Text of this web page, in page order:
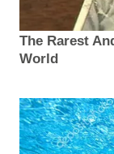
The Rarest
World